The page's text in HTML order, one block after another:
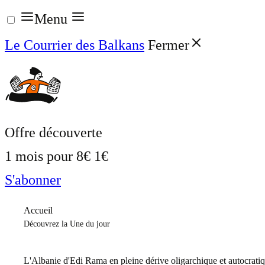
Aller
au
contenu
Menu
Le Courrier des Balkans Fermer
Offre découverte
1 mois pour 8€ 1€
S'abonner
Accueil
Découvrez la Une du jour
L'Albanie d'Edi Rama en pleine dérive oligarchique et